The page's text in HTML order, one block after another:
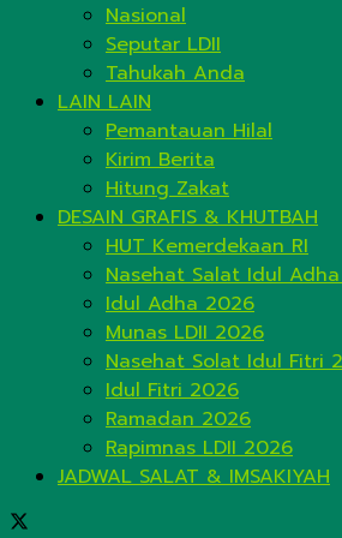
Nasional
Seputar LDII
Tahukah Anda
LAIN LAIN
Pemantauan Hilal
Kirim Berita
Hitung Zakat
DESAIN GRAFIS & KHUTBAH
HUT Kemerdekaan RI
Nasehat Salat Idul
Idul Adha 2026
Munas LDII 2026
Nasehat Solat Idul Fitri
Idul Fitri 2026
Ramadan 2026
Rapimnas LDII 2026
JADWAL SALAT & IMSAKIYAH